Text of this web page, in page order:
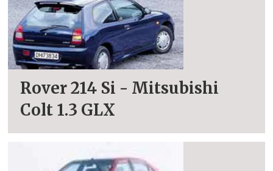
Rover 214 Si - Mitsubishi
Colt 1.3 GLX